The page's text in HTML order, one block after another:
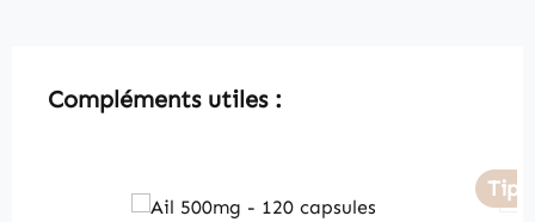
Skip product gallery
Compléments utiles :
Tip